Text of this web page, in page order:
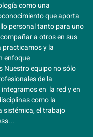
como una
que aporta
personal tanto para uno
a otros en sus
practicamos y la
enfoque
Nuestro equipo no sólo
de la
en la red y en
como la
sistémica, el trabajo